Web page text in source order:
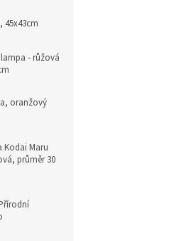
45x43cm
- růžová
oranžový
Kodai Maru
průměr 30